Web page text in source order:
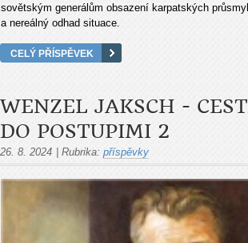
sovětským generálům obsazení karpatských
a nereálný odhad situace.
CELÝ PŘÍSPĚVEK
WENZEL JAKSCH -
DO POSTUPIMI 2
26. 8. 2024 | Rubrika: příspěvky